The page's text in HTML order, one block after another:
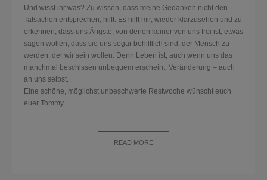
Und wisst ihr was? Zu wissen, dass meine Gedanken nicht den
Tatsachen entsprechen, hilft. Es hilft mir, wieder klarzusehen und zu
erkennen, dass uns Ängste, von denen keiner von uns frei ist, etwas
sagen wollen, dass sie uns sogar behilflich sind, der Mensch zu
werden, der wir sein wollen. Denn Leben ist, auch wenn uns das
manchmal beschissen unbequem erscheint, Veränderung – auch
an uns selbst.
Eine schöne, möglichst unbeschwerte Restwoche wünscht euch
euer Tommy
READ MORE